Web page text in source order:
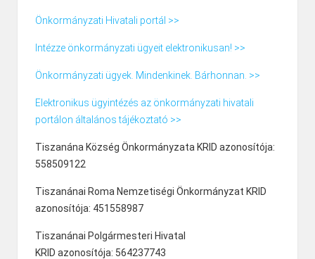
Önkormányzati Hivatali portál >>
Intézze önkormányzati ügyeit elektronikusan! >>
Önkormányzati ügyek. Mindenkinek. Bárhonnan. >>
Elektronikus ügyintézés az önkormányzati hivatali
portálon általános tájékoztató >>
Tiszanána Község Önkormányzata KRID azonosítója:
558509122
Tiszanánai Roma Nemzetiségi Önkormányzat KRID
azonosítója: 451558987
Tiszanánai Polgármesteri Hivatal
KRID azonosítója: 564237743